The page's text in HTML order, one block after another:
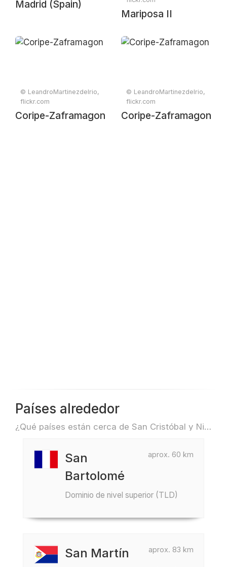
Madrid (Spain)
Mariposa II
© LeandroMartinezdelrio,
flickr.com
Coripe-Zaframagon
© LeandroMartinezdelrio,
flickr.com
Coripe-Zaframagon
Países alrededor
¿Qué países están cerca de San Cristóbal y Nieves para, por ejemplo, viajar o volar?
aprox. 60 km
San
Bartolomé
Dominio de nivel superior (TLD)
aprox. 83 km
San Martín